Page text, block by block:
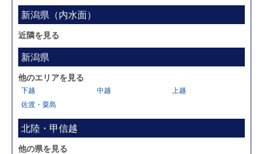
新潟県（内水面）
近隣を見る
新潟県
他のエリアを見る
下越 中越
上越
佐渡・粟島
北陸・甲信越
他の県を見る